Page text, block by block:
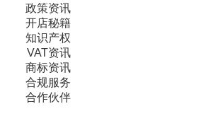
政策资讯
开店秘籍
知识产权
VAT资讯
商标资讯
合规服务
合作伙伴